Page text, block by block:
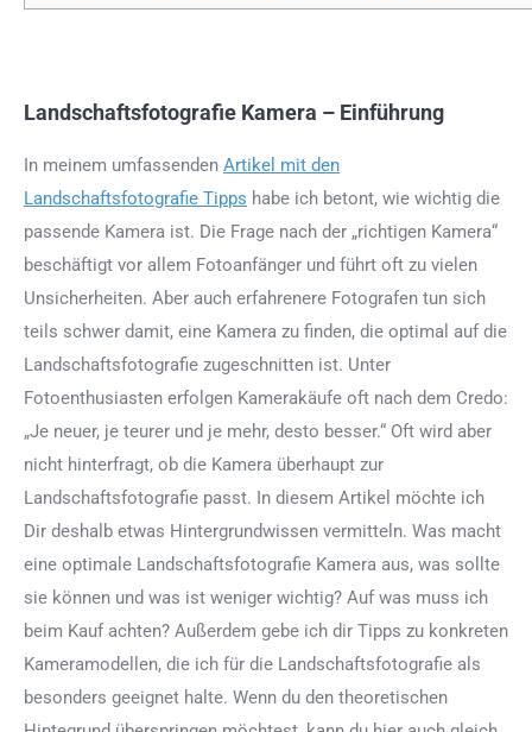
Landschaftsfotografie Kamera – Einführung
In meinem umfassenden Artikel mit den
Landschaftsfotografie Tipps habe ich betont, wie wichtig die
passende Kamera ist. Die Frage nach der „richtigen Kamera“
beschäftigt vor allem Fotoanfänger und führt oft zu vielen
Unsicherheiten. Aber auch erfahrenere Fotografen tun sich
teils schwer damit, eine Kamera zu finden, die optimal auf die
Landschaftsfotografie zugeschnitten ist. Unter
Fotoenthusiasten erfolgen Kamerakäufe oft nach dem Credo:
„Je neuer, je teurer und je mehr, desto besser.“ Oft wird aber
nicht hinterfragt, ob die Kamera überhaupt zur
Landschaftsfotografie passt. In diesem Artikel möchte ich
Dir deshalb etwas Hintergrundwissen vermitteln. Was macht
eine optimale Landschaftsfotografie Kamera aus, was sollte
sie können und was ist weniger wichtig? Auf was muss ich
beim Kauf achten? Außerdem gebe ich dir Tipps zu konkreten
Kameramodellen, die ich für die Landschaftsfotografie als
besonders geeignet halte. Wenn du den theoretischen